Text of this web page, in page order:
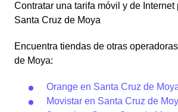
Contratar una tarifa móvil y de Internet
Santa Cruz de Moya
Encuentra tiendas de otras
de Moya:
Orange en Santa Cruz de
Movistar en Santa Cruz de